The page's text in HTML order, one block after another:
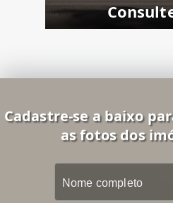
Cadastre-se a baixo
as fotos dos